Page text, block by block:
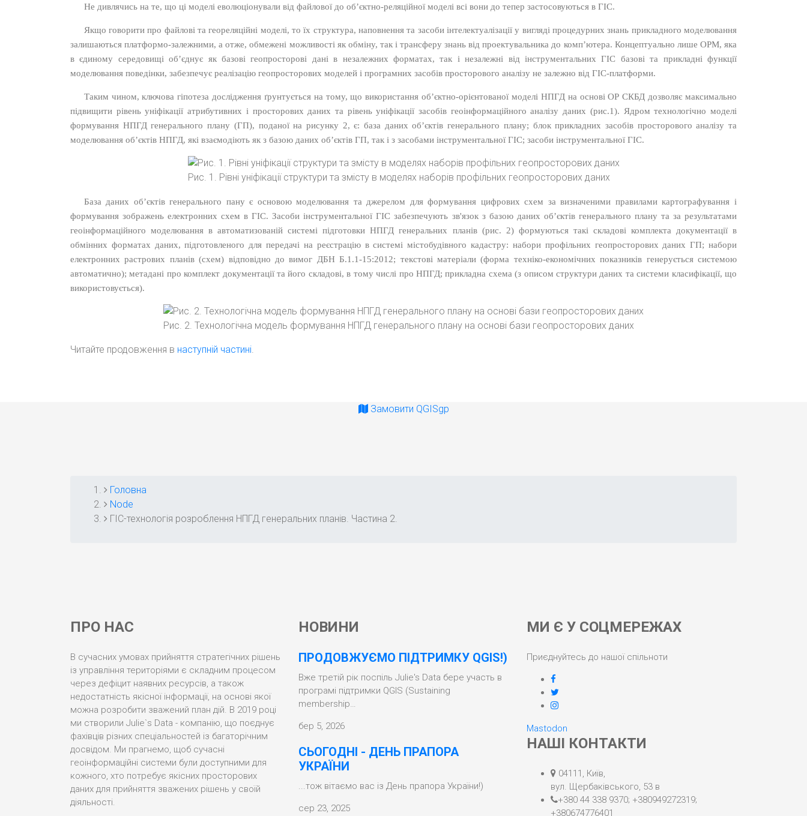
Не дивлячись на те, що ці моделі еволюціонували від файлової до об’єктно-реляційної моделі всі вони до тепер застосовуються в ГІС.
Якщо говорити про файлові та геореляційні моделі, то їх структура, наповнення та засоби інтелектуалізації у вигляді процедурних знань прикладного моделювання
залишаються платформо-залежними, а отже, обмежені можливості як обміну, так і трансферу знань від проектувальника до комп’ютера. Концептуально лише ОРМ, яка
в єдиному середовищі об’єднує як базові геопросторові дані в незалежних форматах, так і незалежні від інструментальних ГІС базові та прикладні функції
моделювання поведінки, забезпечує реалізацію геопросторових моделей і програмних засобів просторового аналізу не залежно від ГІС-платформи.
Таким чином, ключова гіпотеза дослідження ґрунтується на тому, що використання об’єктно-орієнтованої моделі НПГД на основі ОР СКБД дозволяє максимально
підвищити рівень уніфікації атрибутивних і просторових даних та рівень уніфікації засобів геоінформаційного аналізу даних (рис.1). Ядром технологічно моделі
формування НПГД генерального плану (ГП), поданої на рисунку 2, є: база данихоб’єктів генерального плану; блок прикладних засобів просторового аналізу та
моделювання об’єктів НПГД, які взаємодіють як з базою даних об’єктів ГП, так і з засобами інструментальної ГІС; засоби інструментальної ГІС.
Рис. 1. Рівні уніфікації структури та змісту в моделях наборів профільних геопросторових даних
База даних об’єктів генерального пану є основою моделювання та джерелом для формування цифрових схем за визначеними правилами картографування і
формування зображень електронних схем в ГІС. Засоби інструментальної ГІС забезпечують зв'язок з базою даних об’єктів генерального плану та за результатами
геоінформаційного моделювання в автоматизованій системі підготовки НПГД генеральних планів (рис. 2) формуються такі складові комплекта документації в
обмінних форматах даних, підготовленого для передачі на реєстрацію в системі містобудівного кадастру: набори профільних геопросторових даних ГП; набори
електронних растрових планів (схем) відповідно до вимог ДБНБ.1.1-15:2012; текстові матеріали (форма техніко-економічних показників генерується системою
автоматично); метадані про комплект документації та його складові, в тому числі про НПГД; прикладна схема (з описом структури даних та системи класифікації, що
використовується).
Рис. 2. Технологічна модель формування НПГД генерального плану на основі бази геопросторових даних
Читайте продовження в наступній частині.
Замовити QGISgp
РЯДОК
Головна
Node
ГІС-технологія розроблення НПГД генеральних планів. Частина 2.
ПРО НАС
В сучасних умовах прийняття стратегічних рішень
із управління територіями є складним процесом
через дефіцит наявних ресурсів, а також
недостатність якісної інформації, на основі якої
можна розробити зважений план дій. В 2019 році
ми створили Julie`s Data - компанію, що поєднує
фахівців різних спеціальностей із багаторічним
досвідом. Ми прагнемо, щоб сучасні
геоінформаційні системи були доступними для
кожного, хто потребує якісних просторових
даних для прийняття зважених рішень у своїй
діяльності.
НОВИНИ
ПРОДОВЖУЄМО ПІДТРИМКУ QGIS!)
Вже третій рік поспіль Julie's Data бере участь в
програмі підтримки QGIS (Sustaining
membership…
бер 5, 2026
СЬОГОДНІ - ДЕНЬ ПРАПОРА
УКРАЇНИ
...тож вітаємо вас із День прапора України!)
сер 23, 2025
МИ Є У СОЦМЕРЕЖАХ
Приєднуйтесь до нашої спільноти
twitter
instagram
Mastodon
НАШІ КОНТАКТИ
Адреса:
04111, Київ,
вул. Щербаківського, 53 в
телефон:
+380 44 338 9370; +380949272319;
+380674776401